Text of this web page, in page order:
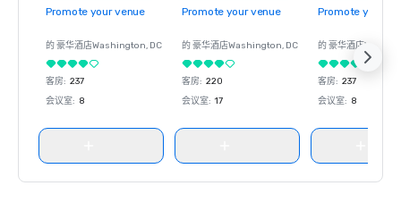
Promote your venue
的 豪华酒店Washington, DC
客房: 237
会议室: 8
Promote your venue
的 豪华酒店Washington, DC
客房: 220
会议室: 17
Promote your
的 豪华酒店
客房: 237
会议室: 8